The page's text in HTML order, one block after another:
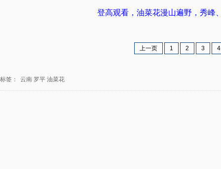
登高观看，油菜花漫山遍野，秀峰
上一页 1 2 3 4
标签： 云南 罗平 油菜花